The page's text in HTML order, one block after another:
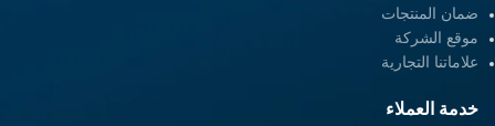
ضمان المنتجات
موقع الشركة
علاماتنا التجارية
خدمة العملاء